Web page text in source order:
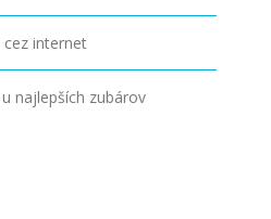
cez internet
najlepších zubárov